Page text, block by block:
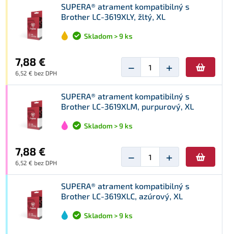
SUPERA® atrament kompatibilný s
Brother LC-3619XLY, žltý, XL
Skladom > 9 ks
7,88 €
6,52 € bez DPH − +
SUPERA® atrament kompatibilný s
Brother LC-3619XLM, purpurový, XL
Skladom > 9 ks
7,88 €
6,52 € bez DPH − +
SUPERA® atrament kompatibilný s
Brother LC-3619XLC, azúrový, XL
Skladom > 9 ks